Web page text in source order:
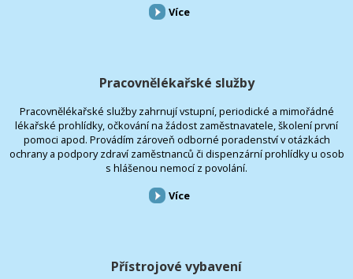
Více
Pracovnělékařské služby
Pracovnělékařské služby zahrnují vstupní, periodické a mimořádné
lékařské prohlídky, očkování na žádost zaměstnavatele, školení první
pomoci apod. Provádím zároveň odborné poradenství v otázkách
ochrany a podpory zdraví zaměstnanců či dispenzární prohlídky u osob
s hlášenou nemocí z povolání.
Více
Přístrojové vybavení